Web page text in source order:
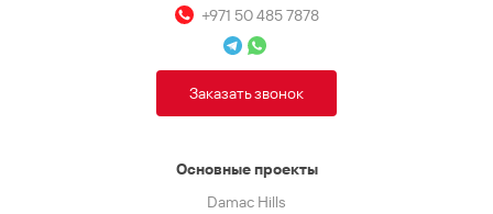
Основные проекты
Damac Hills
+971 50 485 7878
Заказать звонок